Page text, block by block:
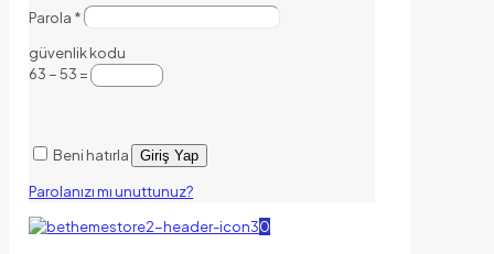
Parola *
güvenlik kodu
63 − 53 =
Beni hatırla Giriş Yap
Parolanızı mı unuttunuz?
0